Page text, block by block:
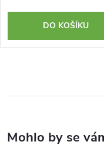
DO KOŠÍKU